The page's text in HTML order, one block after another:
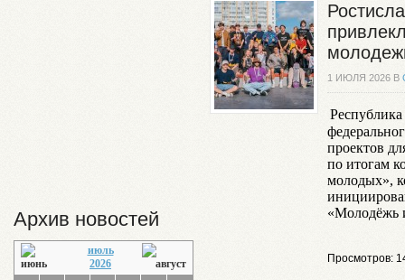
Архив новостей
июль
2026
1 ИЮЛЯ 2026 В
проектов
по итогам
молодых»,
«Молодёжь
Просмотров: